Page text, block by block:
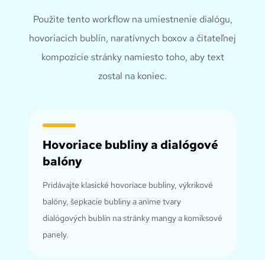
Použite tento workflow na umiestnenie dialógu,
hovoriacich bublín, naratívnych boxov a čitateľnej
kompozície stránky namiesto toho, aby text
zostal na koniec.
Hovoriace bubliny a dialógové
balóny
Pridávajte klasické hovoriace bubliny, výkrikové
balóny, šepkacie bubliny a anime tvary
dialógových bublín na stránky mangy a komiksové
panely.